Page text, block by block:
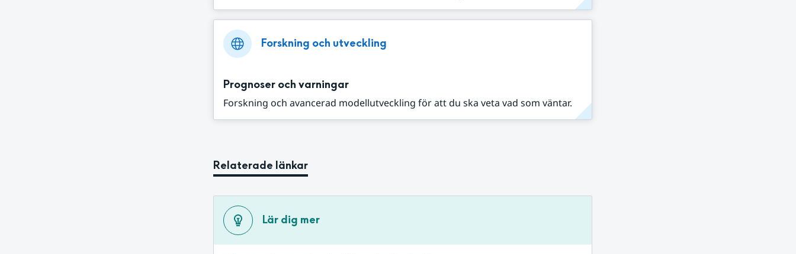
Forskning och utveckling
Prognoser och varningar
Forskning och avancerad modellutveckling för att du ska veta vad som väntar.
Relaterade länkar
Lär dig mer